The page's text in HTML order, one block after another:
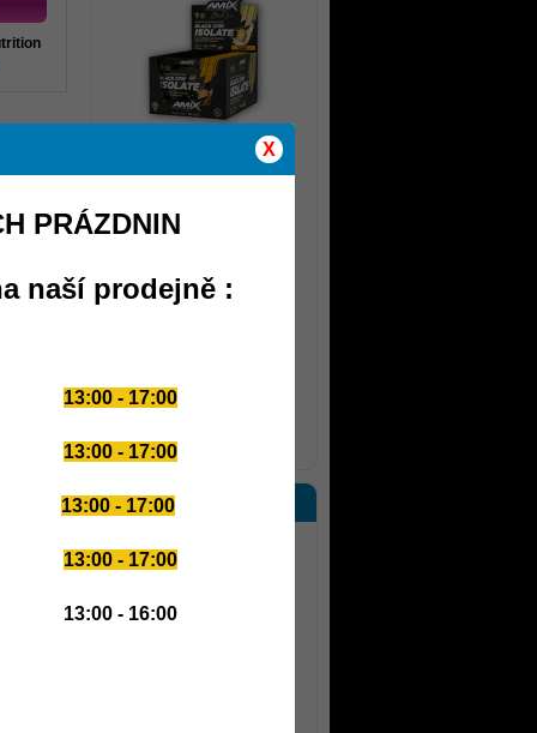
349 Kč
další novinky
PARTNERSKÉ WEBY
e-kulturistika.cz
spalovace-tuku.cz
X
PRÁZDNIN
naší prodejně :
13:00 - 17:00
13:00 - 17:00
13:00 - 17:00
13:00 - 17:00
13:00 - 16:00